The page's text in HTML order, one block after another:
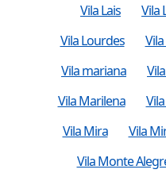
Vila Lais
Vila
Vila Lourdes
Vila mariana
Vila Marilena
Vila Mira
Vila
Vila Monte